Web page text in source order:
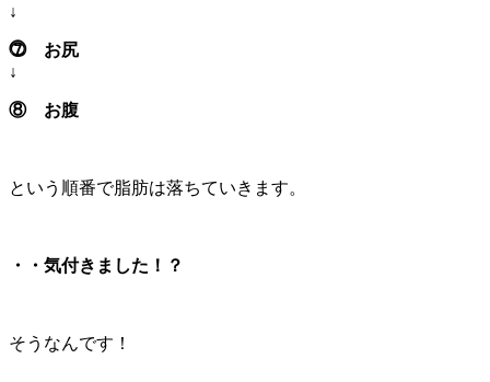
↓
⓻ お尻
↓
⑧ お腹
という順番で脂肪は落ちていきます。
・・気付きました！？
そうなんです！